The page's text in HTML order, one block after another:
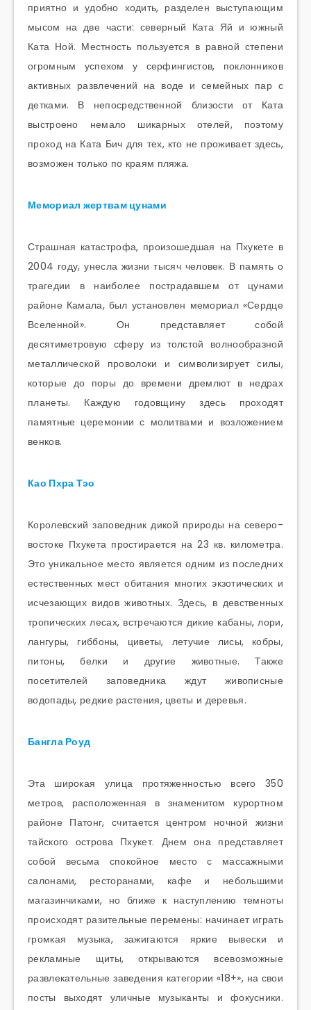
приятно и удобно ходить, разделен выступающим
мысом на две части: северный Ката Яй и южный
Ката Ной. Местность пользуется в равной степени
огромным успехом у серфингистов, поклонников
активных развлечений на воде и семейных пар с
детками. В непосредственной близости от Ката
выстроено немало шикарных отелей, поэтому
проход на Ката Бич для тех, кто не проживает здесь,
возможен только по краям пляжа.
Мемориал жертвам цунами
Страшная катастрофа, произошедшая на Пхукете в
2004 году, унесла жизни тысяч человек. В память о
трагедии в наиболее пострадавшем от цунами
районе Камала, был установлен мемориал «Сердце
Вселенной». Он представляет собой
десятиметровую сферу из толстой волнообразной
металлической проволоки и символизирует силы,
которые до поры до времени дремлют в недрах
планеты. Каждую годовщину здесь проходят
памятные церемонии с молитвами и возложением
венков.
Као Пхра Тэо
Королевский заповедник дикой природы на северо-
востоке Пхукета простирается на 23 кв. километра.
Это уникальное место является одним из последних
естественных мест обитания многих экзотических и
исчезающих видов животных. Здесь, в девственных
тропических лесах, встречаются дикие кабаны, лори,
лангуры, гиббоны, циветы, летучие лисы, кобры,
питоны, белки и другие животные. Также
посетителей заповедника ждут живописные
водопады, редкие растения, цветы и деревья.
Бангла Роуд
Эта широкая улица протяженностью всего 350
метров, расположенная в знаменитом курортном
районе Патонг, считается центром ночной жизни
тайского острова Пхукет. Днем она представляет
собой весьма спокойное место с массажными
салонами, ресторанами, кафе и небольшими
магазинчиками, но ближе к наступлению темноты
происходят разительные перемены: начинает играть
громкая музыка, зажигаются яркие вывески и
рекламные щиты, открываются всевозможные
развлекательные заведения категории «18+», на свои
посты выходят уличные музыканты и фокусники.